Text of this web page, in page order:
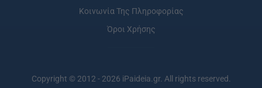
Κοινωνία Της Πληροφορίας
Όροι Χρήσης
Copyright © 2012 - 2026 iPaideia.gr. All rights reserved.